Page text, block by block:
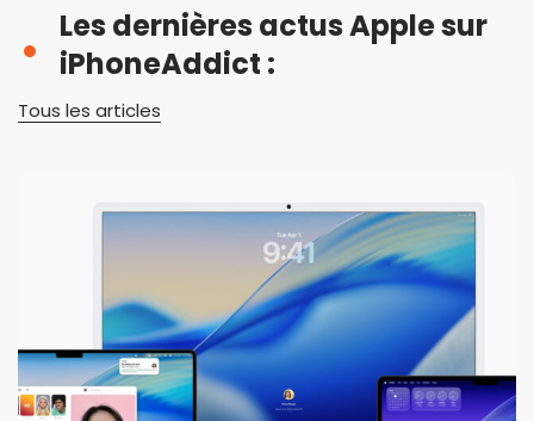
Les dernières actus Apple sur
iPhoneAddict :
Tous les articles